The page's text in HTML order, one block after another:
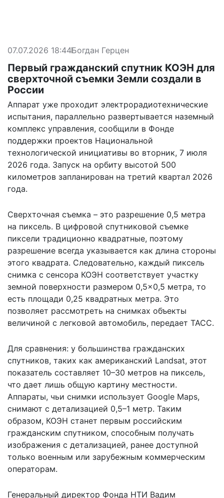
07.07.2026 18:44Богдан Герцен
Первый гражданский спутник КОЭН для
сверхточной съемки Земли создали в
России
Аппарат уже проходит электрорадиотехнические
испытания, параллельно развертывается наземный
комплекс управления, сообщили в Фонде
поддержки проектов Национальной
технологической инициативы во вторник, 7 июля
2026 года. Запуск на орбиту высотой 500
километров запланирован на третий квартал 2026
года.
Сверхточная съемка – это разрешение 0,5 метра
на пиксель. В цифровой спутниковой съемке
пиксели традиционно квадратные, поэтому
разрешение всегда указывается как длина стороны
этого квадрата. Следовательно, каждый пиксель
снимка с сенсора КОЭН соответствует участку
земной поверхности размером 0,5×0,5 метра, то
есть площади 0,25 квадратных метра. Это
позволяет рассмотреть на снимках объекты
величиной с легковой автомобиль, передает ТАСС.
Для сравнения: у большинства гражданских
спутников, таких как американский Landsat, этот
показатель составляет 10–30 метров на пиксель,
что дает лишь общую картину местности.
Аппараты, чьи снимки использует Google Maps,
снимают с детализацией 0,5–1 метр. Таким
образом, КОЭН станет первым российским
гражданским спутником, способным получать
изображения с детализацией, ранее доступной
только военным или зарубежным коммерческим
операторам.
Генеральный директор Фонда НТИ Вадим